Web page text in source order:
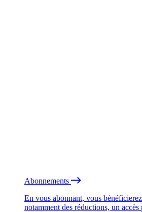
Abonnements
En vous abonnant, vous
notamment des réductions, un